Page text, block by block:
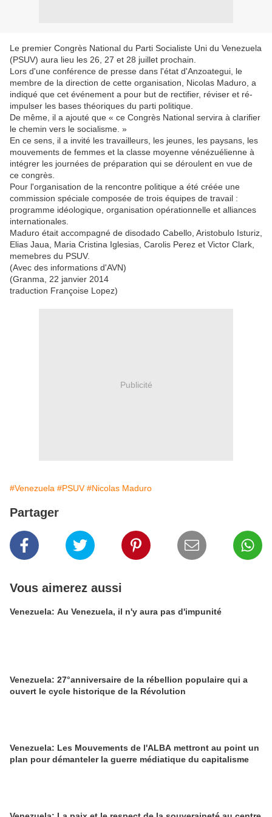
Le premier Congrès National du Parti Socialiste Uni du Venezuela
(PSUV) aura lieu les 26, 27 et 28 juillet prochain.
Lors d'une conférence de presse dans l'état d'Anzoategui, le
membre de la direction de cette organisation, Nicolas Maduro, a
indiqué que cet événement a pour but de rectifier, réviser et ré-
impulser les bases théoriques du parti politique.
De même, il a ajouté que « ce Congrès National servira à clarifier
le chemin vers le socialisme. »
En ce sens, il a invité les travailleurs, les jeunes, les paysans, les
mouvements de femmes et la classe moyenne vénézuélienne à
intégrer les journées de préparation qui se déroulent en vue de
ce congrès.
Pour l'organisation de la rencontre politique a été créée une
commission spéciale composée de trois équipes de travail :
programme idéologique, organisation opérationnelle et alliances
internationales.
Maduro était accompagné de disodado Cabello, Aristobulo Isturiz,
Elias Jaua, Maria Cristina Iglesias, Carolis Perez et Victor Clark,
memebres du PSUV.
(Avec des informations d'AVN)
(Granma, 22 janvier 2014
traduction Françoise Lopez)
Publicité
#Venezuela #PSUV #Nicolas Maduro
Partager
Vous aimerez aussi
Venezuela: Au Venezuela, il n'y aura pas d'impunité
Venezuela: 27°anniversaire de la rébellion populaire qui a
ouvert le cycle historique de la Révolution
Venezuela: Les Mouvements de l'ALBA mettront au point un
plan pour démanteler la guerre médiatique du capitalisme